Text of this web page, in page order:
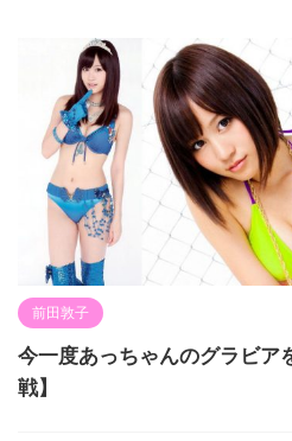
前田敦子
今一度あっちゃんのグラビア
戦】